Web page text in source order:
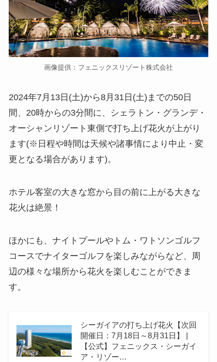
画像提供：フェニックスリゾート株式会社
2024年7月13日(土)から8月31日(土)までの50日
間、20時からの3分間に、シェラトン・グランデ・
オーシャンリゾート東側で打ち上げ花火が上がり
ます(※日程や時間は天候や諸事情により中止・変
更となる場合があります)。
ホテル客室の大きな窓から目の前に上がる大きな
花火は絶景！
ほかにも、ナイトプールやトム・ワトソンゴルフ
コースでナイターゴルフを楽しみながらなど、周
辺の様々な場所から花火を楽しむことができま
す。
シーガイアの打ち上げ花火【次回
開催日：7月18日～8月31日】 |
【公式】フェニックス・シーガイ
ア・リゾー…